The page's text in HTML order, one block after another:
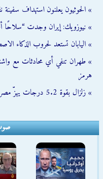
» الحوثيون يعلنون استهداف سفينة
» نيوزويك: إيران وجدت “سلاحًا
» اليابان تستعد لحروب الذكاء
» طهران تنفي أي محادثات مع
هرمز
» زلزال بقوة 5.2 درجات يهزّ مصر.. والهلال الأحمر يفعّل خطة الطوارئ